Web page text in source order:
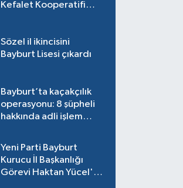
Kefalet Kooperatifi
Sözel il ikincisini
Bayburt Lisesi çıkardı
Bayburt’ta kaçakçılık
operasyonu: 8 şüpheli
hakkında adli işlem
Yeni Parti Bayburt
Kurucu İl Başkanlığı
Görevi Haktan Yücel'e